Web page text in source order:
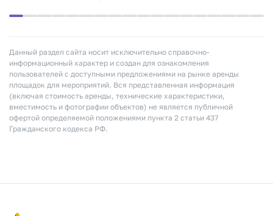
Данный раздел сайта носит исключительно справочно-
информационный характер и создан для ознакомления
пользователей с доступными предложениями на рынке аренды
площадок для мероприятий. Вся представленная информация
(включая стоимость аренды, технические характеристики,
вместимость и фотографии объектов) не является публичной
офертой определяемой положениями пункта 2 статьи 437
Гражданского кодекса РФ.